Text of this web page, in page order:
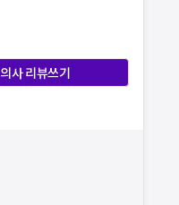
사 리뷰쓰기